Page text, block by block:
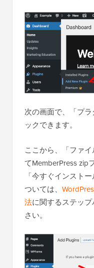
次の画面で、「プ
ックできます。
ここから、「ファ
てMemberPress zip
「今すぐインスト
ついては、
法に関するステッ
さい。